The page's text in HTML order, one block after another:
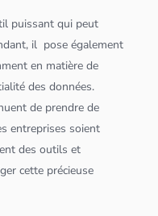
puissant qui peut
il pose également
en matière de
desdonnées.
de prendre de
entreprises soient
des outils et
cette précieuse